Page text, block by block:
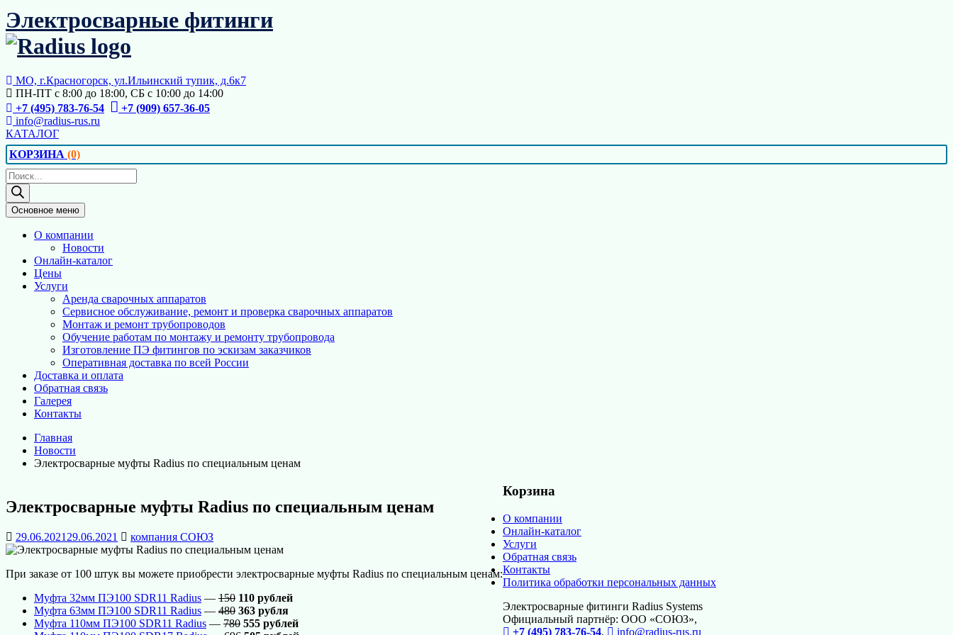
Перейти
к
содержимому
Электросварные фитинги
МО, г.Красногорск, ул.Ильинский тупик, д.6к7
ПН-ПТ с 8:00 до 18:00, СБ с 10:00 до 14:00
+7 (495) 783-76-54
+7 (909) 657-36-05
info@radius-rus.ru
КАТАЛОГ
КОРЗИНА (0)
Поиск
товаров
Основное меню
О компании
Новости
Онлайн-каталог
Цены
Услуги
Аренда сварочных аппаратов
Сервисное обслуживание, ремонт и проверка сварочных аппаратов
Монтаж и ремонт трубопроводов
Обучение работам по монтажу и ремонту трубопровода
Изготовление ПЭ фитингов по эскизам заказчиков
Оперативная доставка по всей России
Доставка и оплата
Обратная связь
Галерея
Контакты
Главная
Новости
Электросварные муфты Radius по специальным ценам
Электросварные муфты Radius по специальным ценам
29.06.2021 29.06.2021 компания СОЮЗ
При заказе от 100 штук вы можете приобрести электросварные муфты Radius по специальным ценам:
Муфта 32мм ПЭ100 SDR11 Radius — 150 110 рублей
Муфта 63мм ПЭ100 SDR11 Radius — 480 363 рубля
Муфта 110мм ПЭ100 SDR11 Radius — 780 555 рублей
Корзина
О компании
Онлайн-каталог
Услуги
Обратная связь
Контакты
Политика обработки персональных данных
Электросварные фитинги Radius Systems
Официальный партнёр: ООО «СОЮЗ»,
+7 (495) 783-76-54, info@radius-rus.ru